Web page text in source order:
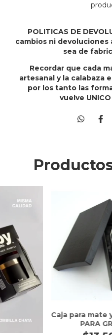
POLITICAS DE
cambios ni devoluciones
sea de
Recordar que cada
artesanal y la calabaza
por los tanto las
vuelve
Caja para mate
PARA